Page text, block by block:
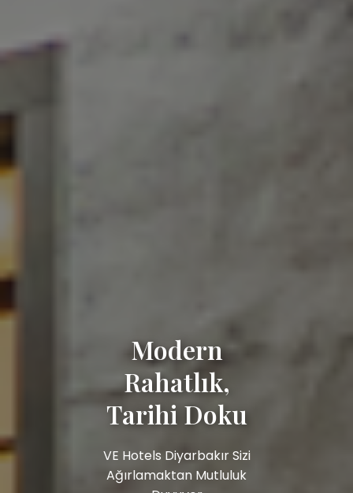
Modern
Rahatlık,
Tarihi Doku
VE Hotels Diyarbakır Sizi
Ağırlamaktan Mutluluk